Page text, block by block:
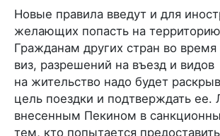
Новые правила введут и для
желающих попасть на
Гражданам других стран во
виз, разрешений на въезд и видов
на жительство надо будет
цель поездки и подтверждать ее.
внесенным Пекином в
тем, кто попытается